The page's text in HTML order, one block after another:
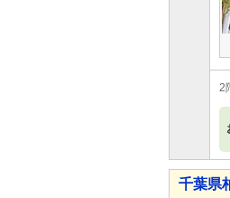
2
千葉県